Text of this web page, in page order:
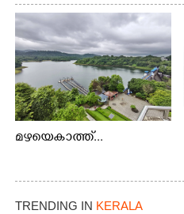
മഴയെകാത്ത്...
TRENDING IN KERALA